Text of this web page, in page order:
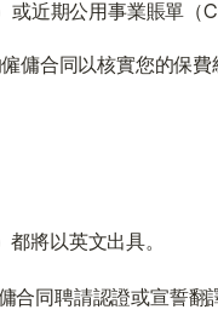
或近期公用事業賬單（
傭合同以核實您的保費
將以英文出具。
同聘請認證或宣誓翻